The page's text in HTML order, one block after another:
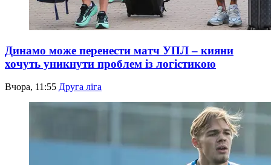
Динамо може перенести матч УПЛ – кияни
хочуть уникнути проблем із логістикою
Вчора, 11:55 Друга ліга